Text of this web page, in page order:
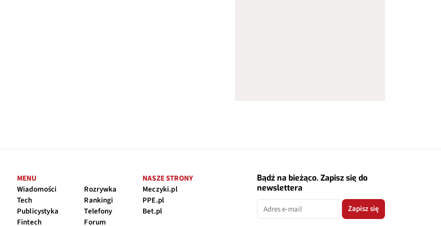
MENU
Wiadomości
Tech
Publicystyka
Fintech
Rozrywka
Rankingi
Telefony
Forum
NASZE STRONY
Meczyki.pl
PPE.pl
Bet.pl
Bądź na bieżąco. Zapisz się do
newslettera
Zapisz się